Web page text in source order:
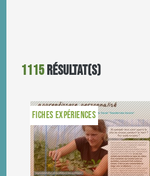
1115résultat(s)
FICHES EXPÉRIENCES